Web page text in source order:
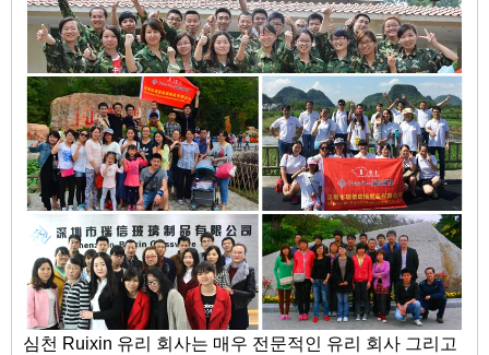
심천 Ruixin 유리 회사는 매우 전문적인 유리 회사 그리고